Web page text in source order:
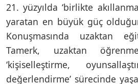
21. yüzyılda ‘birlikte
yaratan en büyük güç
Konuşmasında uzaktan
Tamerk, uzaktan
‘kişiselleştirme,
değerlendirme’ sürecinde